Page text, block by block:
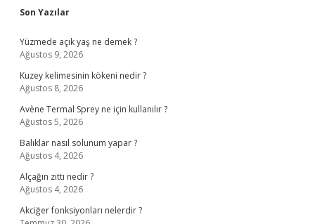
Sidebar
Son Yazılar
Yüzmede açık yaş ne demek ?
Ağustos 9, 2026
Kuzey kelimesinin kökeni nedir ?
Ağustos 8, 2026
Avène Termal Sprey ne için kullanılır ?
Ağustos 5, 2026
Balıklar nasıl solunum yapar ?
Ağustos 4, 2026
Alçağın zıttı nedir ?
Ağustos 4, 2026
Akciğer fonksiyonları nelerdir ?